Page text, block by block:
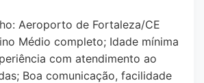
Aeroporto de Fortaleza/CE
Médio completo; Idade mínima
com atendimento ao
Boa comunicação, facilidade